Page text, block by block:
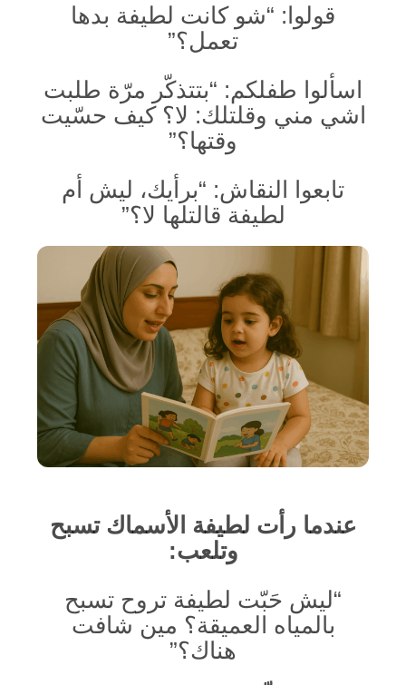
قولوا: “شو كانت لطيفة بدها
تعمل؟”
اسألوا طفلكم: “بتتذكّر مرّة طلبت
اشي مني وقلتلك: لا؟ كيف حسّيت
وقتها؟”
تابعوا النقاش: “برأيك، ليش أم
لطيفة قالتلها لا؟”
عندما رأت لطيفة الأسماك تسبح
وتلعب:
“ليش حَبّت لطيفة تروح تسبح
بالمياه العميقة؟ مين شافت
هناك؟”